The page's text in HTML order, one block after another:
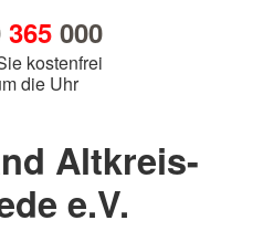
365000
kostenfrei
die Uhr
Altkreis-
e.V.